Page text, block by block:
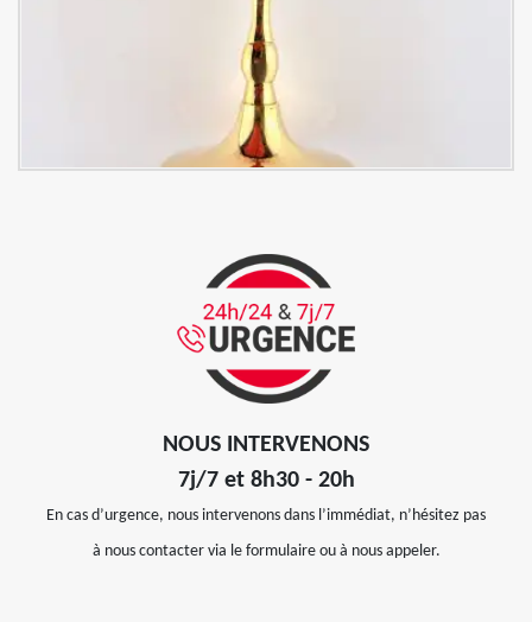
NOUS INTERVENONS
7j/7 et 8h30 - 20h
En cas d’urgence, nous intervenons dans l’immédiat, n’hésitez pas
à nous contacter via le formulaire ou à nous appeler.